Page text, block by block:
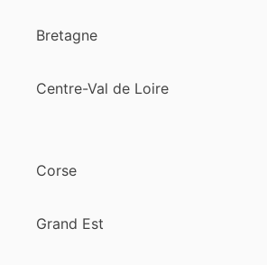
Bretagne
Centre-Val de Loire
Corse
Grand Est